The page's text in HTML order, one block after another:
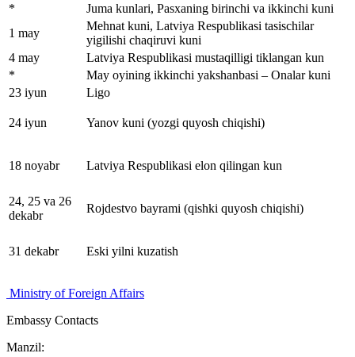
*
Juma kunlari, Pasxaning birinchi va ikkinchi kuni
1 may
Mehnat kuni, Latviya Respublikasi tasischilar
yigilishi chaqiruvi kuni
4 may
Latviya Respublikasi mustaqilligi tiklangan kun
*
May oyining ikkinchi yakshanbasi – Onalar kuni
23 iyun
Ligo
24 iyun Yanov kuni (yozgi quyosh chiqishi)
18 noyabr Latviya Respublikasi elon qilingan kun
24, 25 va 26
dekabr
Rojdestvo bayrami (qishki quyosh chiqishi)
31 dekabr Eski yilni kuzatish
Ministry of Foreign Affairs
Embassy Contacts
Manzil: